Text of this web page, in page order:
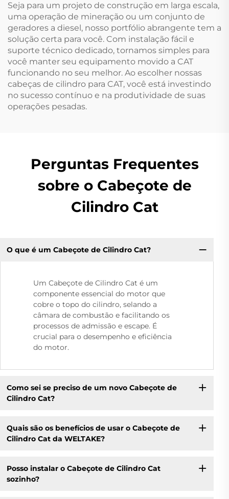
Seja para um projeto de construção em larga escala,
uma operação de mineração ou um conjunto de
geradores a diesel, nosso portfólio abrangente tem a
solução certa para você. Com instalação fácil e
suporte técnico dedicado, tornamos simples para
você manter seu equipamento movido a CAT
funcionando no seu melhor. Ao escolher nossas
cabeças de cilindro para CAT, você está investindo
no sucesso contínuo e na produtividade de suas
operações pesadas.
Perguntas Frequentes
sobre o Cabeçote de
Cilindro Cat
O que é um Cabeçote de Cilindro Cat?
Um Cabeçote de Cilindro Cat é um
componente essencial do motor que
cobre o topo do cilindro, selando a
câmara de combustão e facilitando os
processos de admissão e escape. É
crucial para o desempenho e eficiência
do motor.
Como sei se preciso de um novo Cabeçote de
Cilindro Cat?
Quais são os benefícios de usar o Cabeçote de
Cilindro Cat da WELTAKE?
Posso instalar o Cabeçote de Cilindro Cat
sozinho?